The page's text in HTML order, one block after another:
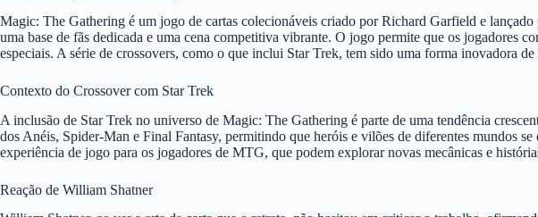
Magic: The Gathering é um jogo de cartas colecionáveis criado por Richard Garfield e
uma base de fãs dedicada e uma cena competitiva vibrante. O jogo permite que os jogadores
especiais. A série de crossovers, como o que inclui Star Trek, tem sido uma forma inovadora
Contexto do Crossover com Star Trek
A inclusão de Star Trek no universo de Magic: The Gathering é parte de uma tendência
dos Anéis, Spider-Man e Final Fantasy, permitindo que heróis e vilões de diferentes mundos
experiência de jogo para os jogadores de MTG, que podem explorar novas mecânicas e
Reação de William Shatner